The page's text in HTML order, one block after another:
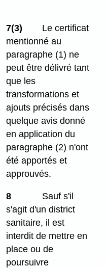
7(3)
Le certificat
mentionné au
paragraphe (1) ne
peut être délivré tant
que les
transformations et
ajouts précisés dans
quelque avis donné
en application du
paragraphe (2) n'ont
été apportés et
approuvés.
8
Sauf s'il
s'agit d'un district
sanitaire, il est
interdit de mettre en
place ou de
poursuivre